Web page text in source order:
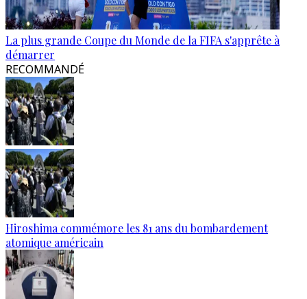
La plus grande Coupe du Monde de la FIFA s'apprête à
démarrer
RECOMMANDÉ
Hiroshima commémore les 81 ans du bombardement
atomique américain